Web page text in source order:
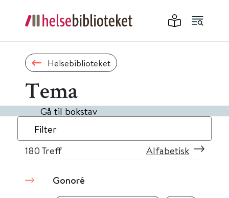
Helsebiblioteket
Tema
Gå til bokstav
Filter
180 Treff Alfabetisk
Gonoré